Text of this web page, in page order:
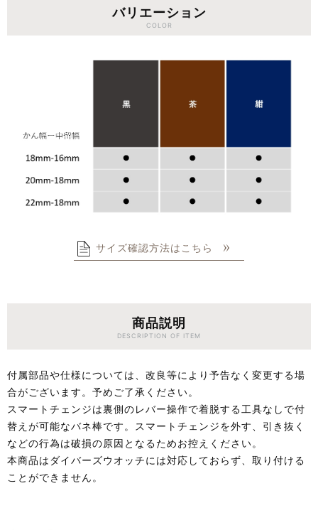
バリエーション
COLOR
サイズ確認方法はこちら
商品説明
DESCRIPTION OF ITEM
付属部品や仕様については、改良等により予告なく変更する場
合がございます。予めご了承ください。
スマートチェンジは裏側のレバー操作で着脱する工具なしで付
替えが可能なバネ棒です。スマートチェンジを外す、引き抜く
などの行為は破損の原因となるためお控えください。
本商品はダイバーズウオッチには対応しておらず、取り付ける
ことができません。